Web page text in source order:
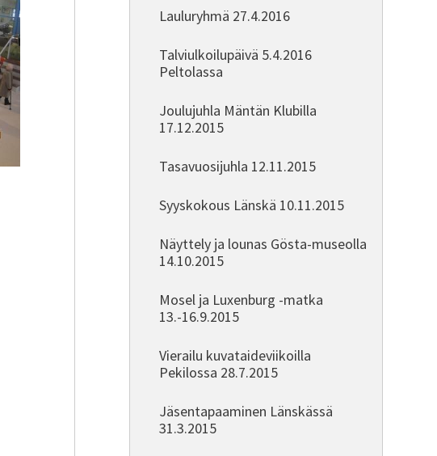
Lauluryhmä 27.4.2016
Talviulkoilupäivä 5.4.2016
Peltolassa
Joulujuhla Mäntän Klubilla
17.12.2015
Tasavuosijuhla 12.11.2015
Syyskokous Länskä 10.11.2015
Näyttely ja lounas Gösta-museolla
14.10.2015
Mosel ja Luxenburg -matka
13.-16.9.2015
Vierailu kuvataideviikoilla
Pekilossa 28.7.2015
Jäsentapaaminen Länskässä
31.3.2015